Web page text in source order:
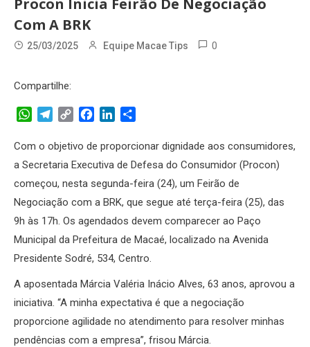
Com A BRK
25/03/2025 Equipe Macae Tips 0
Compartilhe:
WhatsApp
Telegram
Copy
FacebookLinkedIn
Com o objetivo de proporcionar dignidade aos consumidores,
a Secretaria Executiva de Defesa do Consumidor (Procon)
começou, nesta segunda-feira (24), um Feirão de
Negociação com a BRK, que segue até terça-feira (25), das
9h às 17h. Os agendados devem comparecer ao Paço
Municipal da Prefeitura de Macaé, localizado na Avenida
Presidente Sodré, 534, Centro.
A aposentada Márcia Valéria Inácio Alves, 63 anos, aprovou a
iniciativa. “A minha expectativa é que a negociação
proporcione agilidade no atendimento para resolver minhas
pendências com a empresa”, frisou Márcia.